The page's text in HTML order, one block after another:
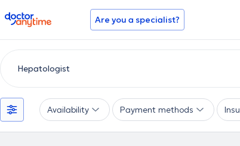
doctoranytime Are you a specialist?
Availability Payment methods